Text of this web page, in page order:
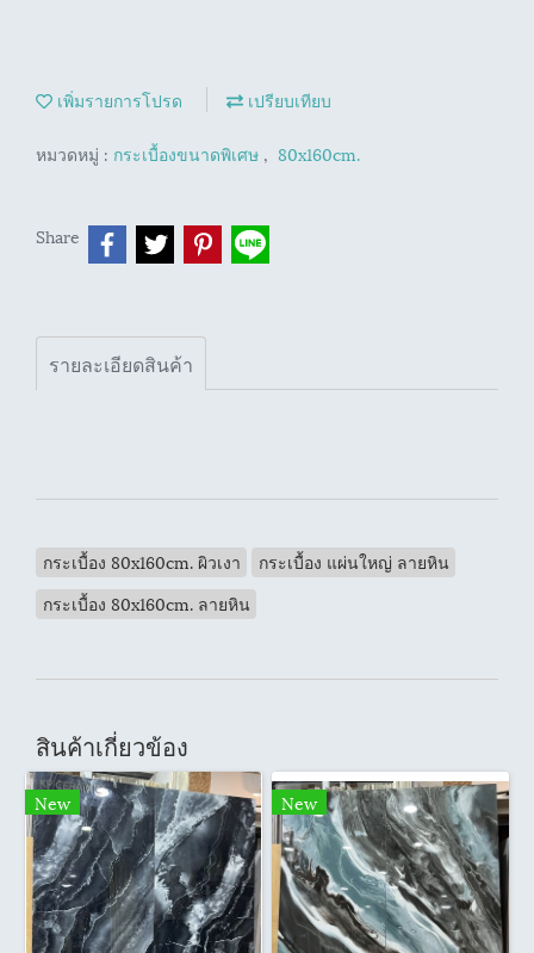
เพิ่มรายการโปรด เปรียบเทียบ
หมวดหมู่ : กระเบื้องขนาดพิเศษ , 80x160cm.
Share
รายละเอียดสินค้า
กระเบื้อง 80x160cm. ผิวเงา
กระเบื้อง แผ่นใหญ่ ลายหิน
กระเบื้อง 80x160cm. ลายหิน
สินค้าเกี่ยวข้อง
New New